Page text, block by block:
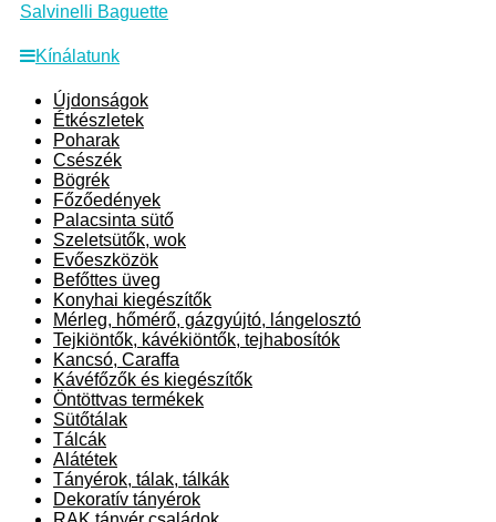
Salvinelli Baguette
Kínálatunk
Újdonságok
Étkészletek
Poharak
Csészék
Bögrék
Főzőedények
Palacsinta sütő
Szeletsütők, wok
Evőeszközök
Befőttes üveg
Konyhai kiegészítők
Mérleg, hőmérő, gázgyújtó, lángelosztó
Tejkiöntők, kávékiöntők, tejhabosítók
Kancsó, Caraffa
Kávéfőzők és kiegészítők
Öntöttvas termékek
Sütőtálak
Tálcák
Alátétek
Tányérok, tálak, tálkák
Dekoratív tányérok